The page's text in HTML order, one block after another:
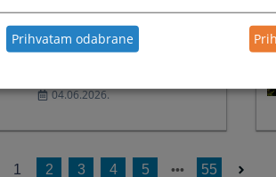
Održan sastanak Panela za
ujednačavanje sudske prakse
04.06.2026.
1 2 3 4 5 55
Prihvatam odabrane